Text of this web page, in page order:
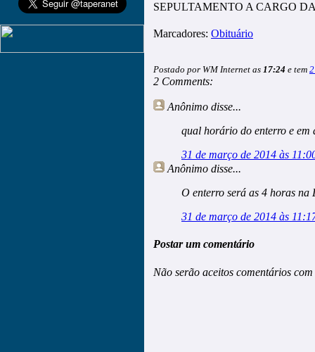
SEPULTAMENTO A CARGO
Marcadores: Obituário
Postado por WM Internet as 17:24 e tem
2 Comments:
Anônimo disse...
qual horário do enterro e em
31 de março de 2014 às
Anônimo disse...
O enterro será as 4 horas na
31 de março de 2014 às
Postar um comentário
Não serão aceitos comentários